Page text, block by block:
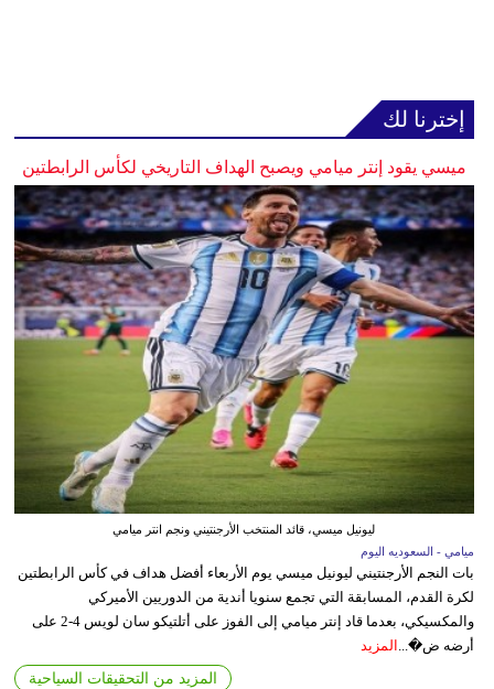
إخترنا لك
ميسي يقود إنتر ميامي ويصبح الهداف التاريخي لكأس الرابطتين
ليونيل ميسي، قائد المنتخب الأرجنتيني ونجم انتر ميامي
ميامي - السعوديه اليوم
بات النجم الأرجنتيني ليونيل ميسي يوم الأربعاء أفضل هداف في كأس الرابطتين
لكرة القدم، المسابقة التي تجمع سنويا أندية من الدوريين الأميركي
والمكسيكي، بعدما قاد إنتر ميامي إلى الفوز على أتلتيكو سان لويس 4-2 على
أرضه ض�... المزيد
المزيد من التحقيقات السياحية